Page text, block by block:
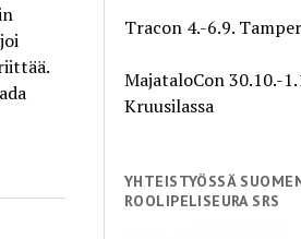
Tracon 4.-6.9.
MajataloCon 30.10.-
Kruusilassa
YHTEISTYÖSSÄ
ROOLIPELISEURA SRS